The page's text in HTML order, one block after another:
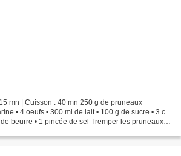
mn | Cuisson : 40 mn 250 g de pruneaux
• 4 oeufs • 300 ml de lait • 100 g de sucre • 3 c.
beurre • 1 pincée de sel Tremper les pruneaux